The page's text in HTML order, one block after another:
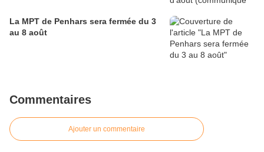
La MPT de Penhars sera fermée du 3
au 8 août
Commentaires
Ajouter un commentaire